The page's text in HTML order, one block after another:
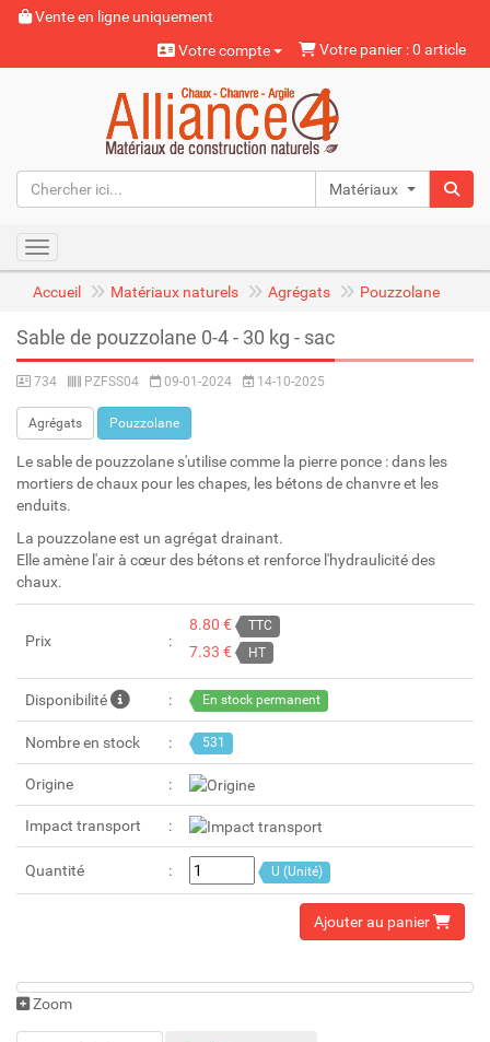
Vente en ligne uniquement
Votre compte
Votre panier : 0 article
Matériaux naturels
Toggle navigation
Accueil Matériaux naturels Agrégats Pouzzolane
Sable de pouzzolane 0-4 - 30 kg - sac
734 PZFSS04 09-01-2024 14-10-2025
Agrégats Pouzzolane
Le sable de pouzzolane s'utilise comme la pierre ponce : dans les
mortiers de chaux pour les chapes, les bétons de chanvre et les
enduits.
La pouzzolane est un agrégat drainant.
Elle amène l'air à cœur des bétons et renforce l'hydraulicité des
chaux.
Prix
8.80 € TTC
7.33 € HT
Disponibilité En stock permanent
Nombre en stock 531
Origine
Impact transport
Quantité U (Unité)
Ajouter au panier
Zoom